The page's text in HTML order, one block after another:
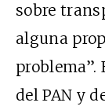
sobre
alguna
problema”.
del PAN y